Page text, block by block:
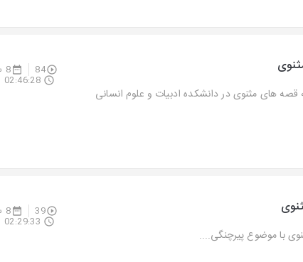
84 8 سال پیش
قصه های مثنوی در دانشکده ادبیات و علوم انسانی
02:46:28
39 8 سال پیش
با موضوع پیرچنگی....
02:29:33